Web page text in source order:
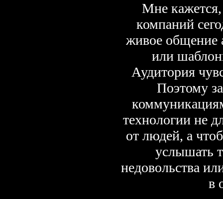
Мне
компаний
живое общение
или
Аудитория
Поэтому
технологии не
от людей, а
услышать
недовольства
в